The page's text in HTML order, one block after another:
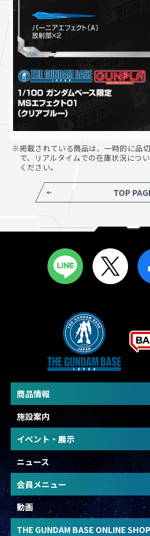
※掲載されている商品は、一時的に品
で、リアルタイムでの在庫状況につ
ください。
TOP
商品情報
施設案内
イベント・展示
ニュース
会員メニュー
動画
THE GUNDAM BASE ONLINE SHOP